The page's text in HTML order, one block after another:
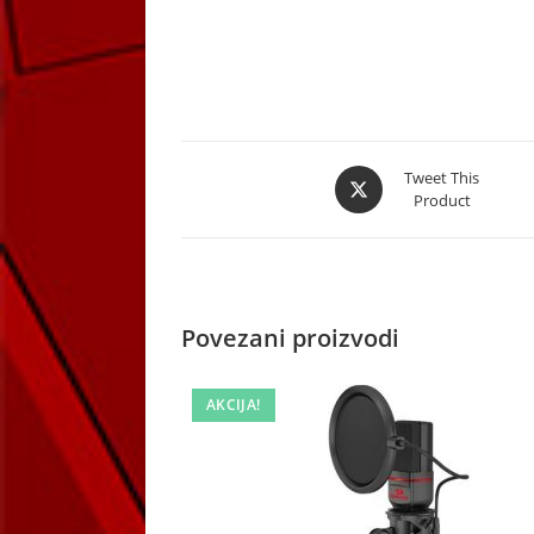
Opens
in
Tweet This
Product
Povezani proizvodi
AKCIJA!